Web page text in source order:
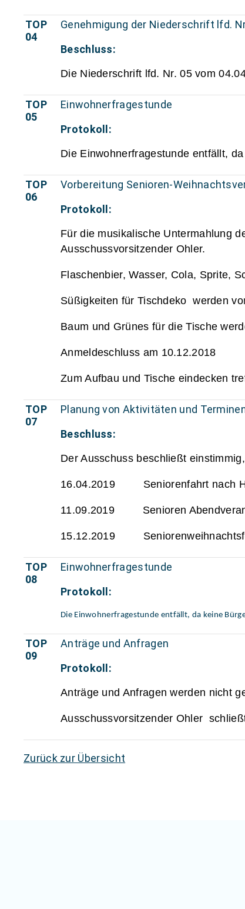
TOP
04
Genehmigung der Niederschrift lfd.
Beschluss:
Die Niederschrift lfd. Nr. 05 vom
TOP
05
Einwohnerfragestunde
Protokoll:
Die Einwohnerfragestunde entfällt,
TOP
06
Vorbereitung Senioren-
Protokoll:
Für die musikalische Untermahlung
Ausschussvorsitzender Ohler.
Flaschenbier, Wasser, Cola, Sprite,
Süßigkeiten für Tischdeko werden
Baum und Grünes für die Tische
Anmeldeschluss am 10.12.2018
Zum Aufbau und Tische eindecken
TOP
07
Planung von Aktivitäten und
Beschluss:
Der Ausschuss beschließt
16.04.2019 Seniorenfahrt nach
11.09.2019 Senioren
15.12.2019
TOP
08
Einwohnerfragestunde
Protokoll:
Die Einwohnerfragestunde entfällt, da keine
TOP
09
Anträge und Anfragen
Protokoll:
Anträge und Anfragen werden nicht
Ausschussvorsitzender Ohler
Zurück zur Übersicht